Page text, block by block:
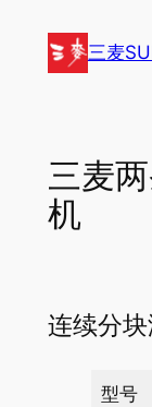
三麦
三麦
机
连续分块
型号